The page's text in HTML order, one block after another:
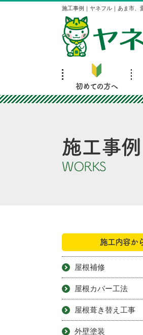
施工事例｜ヤネフル｜あま市、
初めての方へ
施工事例
WORKS
施工内容か
屋根補修
屋根カバー工法
屋根葺き替え工事
外壁塗装